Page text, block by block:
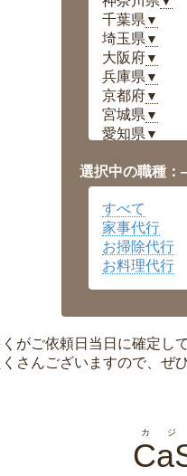
千葉県 ▼
埼玉県 ▼
大阪府▼
兵庫県 ▼
京都府▼
宮城県 ▼
愛知県 ▼
岡山県▼
広島県▼
沖縄県
選択中の職種
すべて
家事代行
お掃除代行
お料理代行
がご依頼日当日に確定し
さんございますので、ぜ
カジ